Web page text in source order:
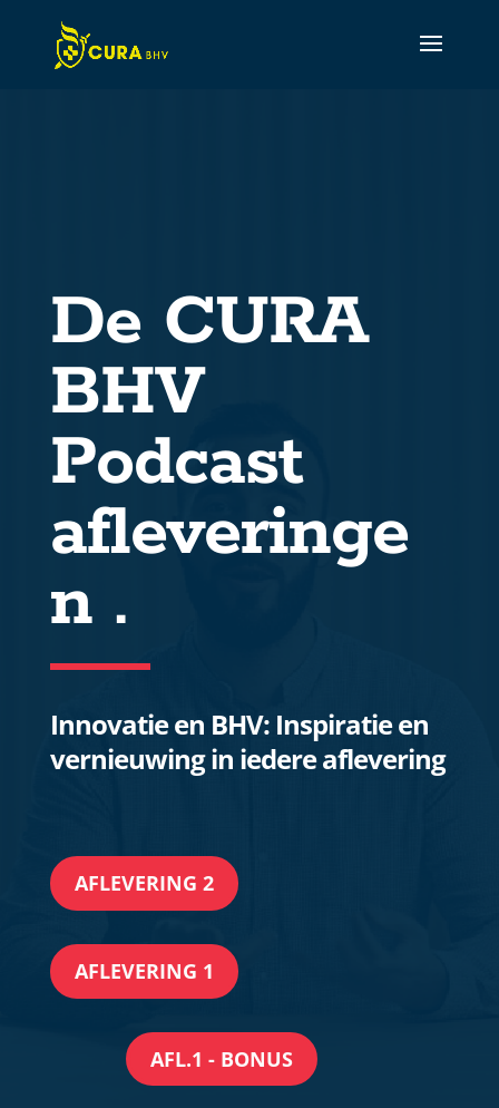
De CURA
BHV
Podcast
afleveringe
n .
Innovatie en BHV: Inspiratie en
vernieuwing in iedere aflevering
AFLEVERING 2
AFLEVERING 1
AFL.1 - BONUS